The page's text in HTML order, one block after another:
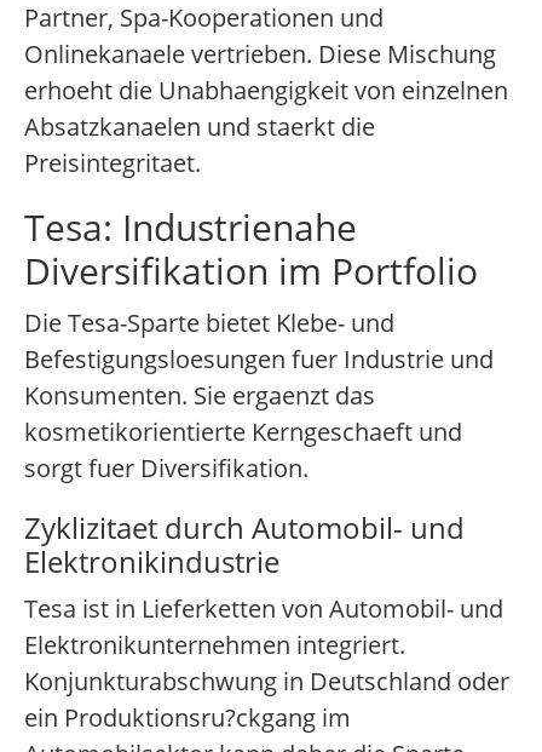
Partner, Spa-Kooperationen und
Onlinekanaele vertrieben. Diese Mischung
erhoeht die Unabhaengigkeit von einzelnen
Absatzkanaelen und staerkt die
Preisintegritaet.
Tesa: Industrienahe
Diversifikation im Portfolio
Die Tesa-Sparte bietet Klebe- und
Befestigungsloesungen fuer Industrie und
Konsumenten. Sie ergaenzt das
kosmetikorientierte Kerngeschaeft und
sorgt fuer Diversifikation.
Zyklizitaet durch Automobil- und
Elektronikindustrie
Tesa ist in Lieferketten von Automobil- und
Elektronikunternehmen integriert.
Konjunkturabschwung in Deutschland oder
ein Produktionsru?ckgang im